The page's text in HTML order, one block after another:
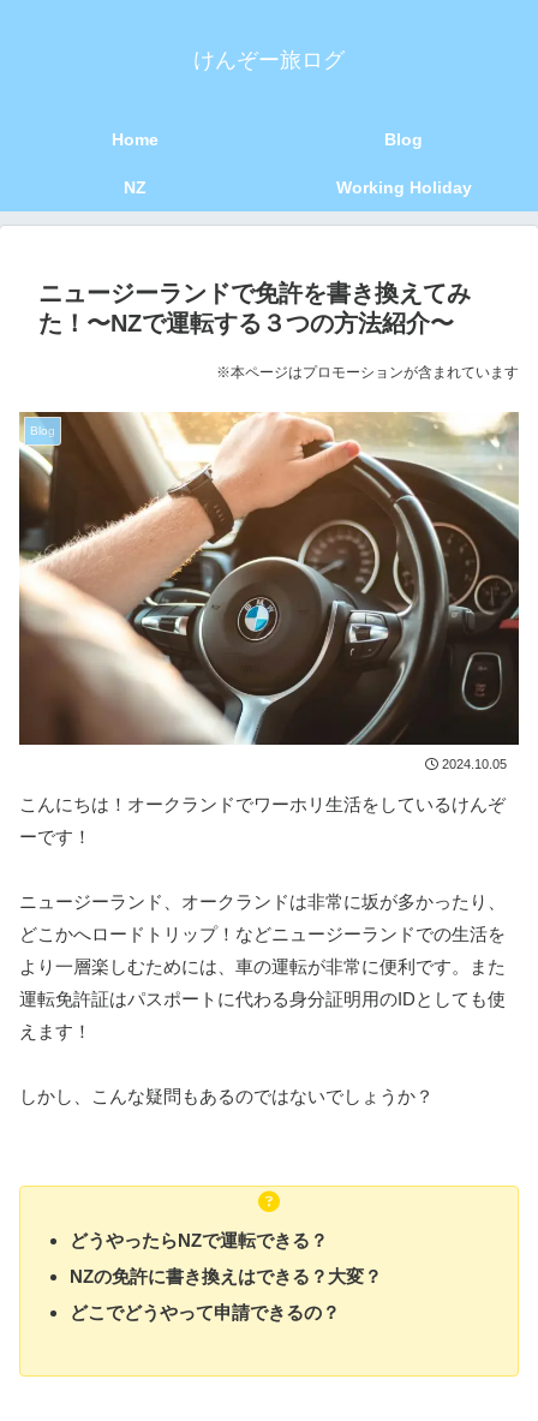
けんぞー旅ログ
Home Blog
NZ Working Holiday
ニュージーランドで免許を書き換えてみ
た！〜NZで運転する３つの方法紹介〜
※本ページはプロモーションが含まれています
Blog
2024.10.05
こんにちは！オークランドでワーホリ生活をしているけんぞ
ーです！
ニュージーランド、オークランドは非常に坂が多かったり、
どこかへロードトリップ！などニュージーランドでの生活を
より一層楽しむためには、車の運転が非常に便利です。また
運転免許証はパスポートに代わる身分証明用のIDとしても使
えます！
しかし、こんな疑問もあるのではないでしょうか？
どうやったらNZで運転できる？
NZの免許に書き換えはできる？大変？
どこでどうやって申請できるの？